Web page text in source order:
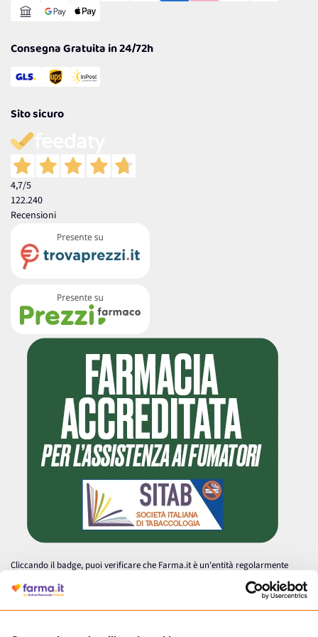
Consegna Gratuita in 24/72h
Sito sicuro
4,7/5
122.240
Recensioni
Cliccando il badge, puoi verificare che Farma.it è un'entità regolarmente
autorizzata dal Ministero della Salute a effettuare la vendita online di
medicinali.